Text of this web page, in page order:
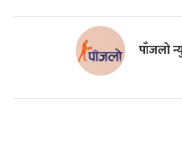
पाँजलो